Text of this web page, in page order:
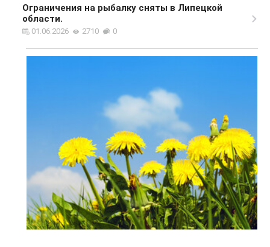
Ограничения на рыбалку сняты в Липецкой
области.
01.06.2026 2710 0